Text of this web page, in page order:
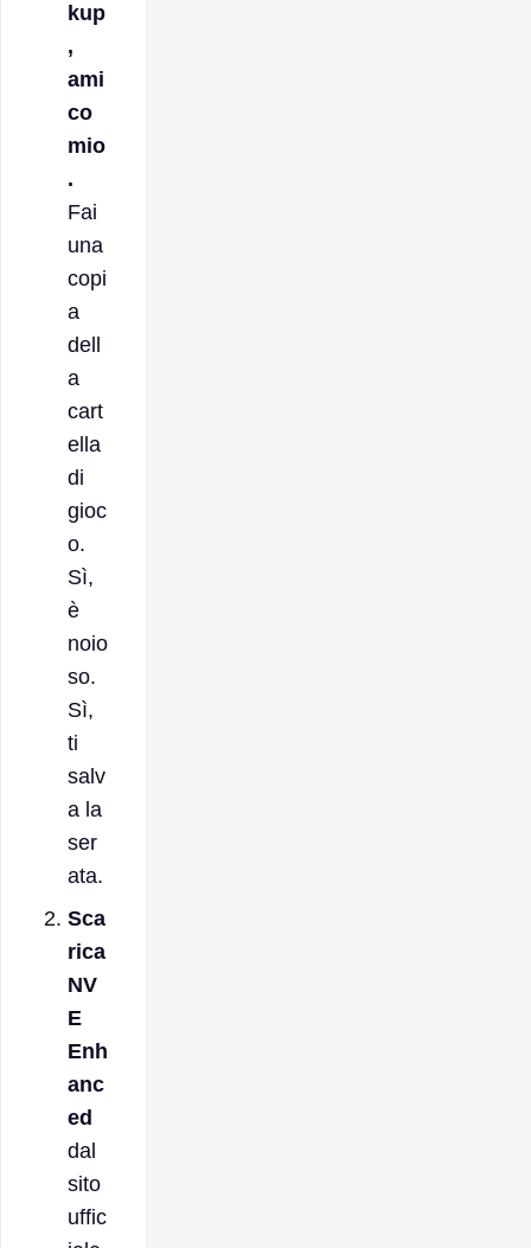
kup
,
ami
co
mio
.
Fai
una
copi
a
dell
a
cart
ella
di
gioc
o.
Sì,
è
noio
so.
Sì,
ti
salv
a la
ser
ata.
Sca
rica
NV
E
Enh
anc
ed
dal
sito
uffic